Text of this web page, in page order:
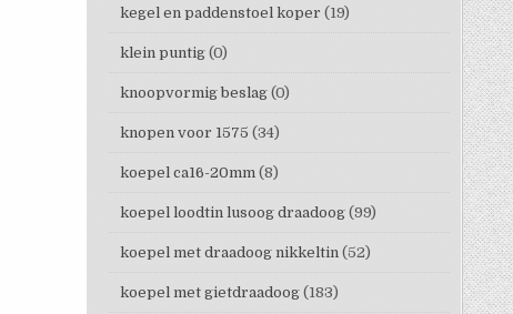
kegel en paddenstoel koper (19)
klein puntig (0)
knoopvormig beslag (0)
knopen voor 1575 (34)
koepel ca16-20mm (8)
koepel loodtin lusoog draadoog (99)
koepel met draadoog nikkeltin (52)
koepel met gietdraadoog (183)